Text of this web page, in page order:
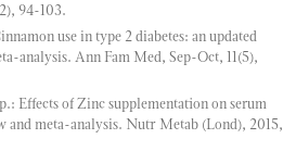
94-103.
use in type 2 diabetes: an updated
analysis. Ann Fam Med, Sep-Oct, 11(5),
Effects of Zinc supplementation on serum
and meta-analysis. Nutr Metab (Lond), 2015,